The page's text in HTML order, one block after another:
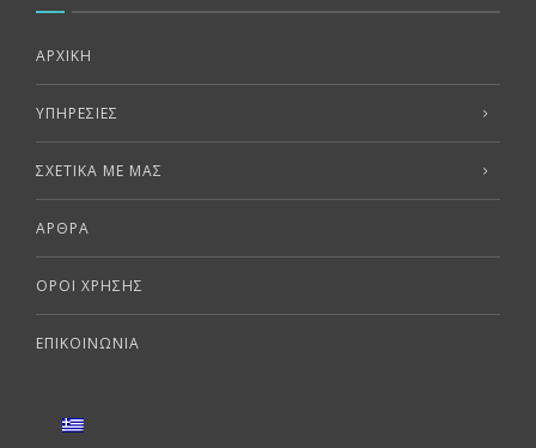
ΑΡΧΙΚΗ
ΥΠΗΡΕΣΊΕΣ
ΣΧΕΤΙΚΑ ΜΕ ΜΑΣ
ΆΡΘΡΑ
ΌΡΟΙ ΧΡΉΣΗΣ
ΕΠΙΚΟΙΝΩΝΊΑ